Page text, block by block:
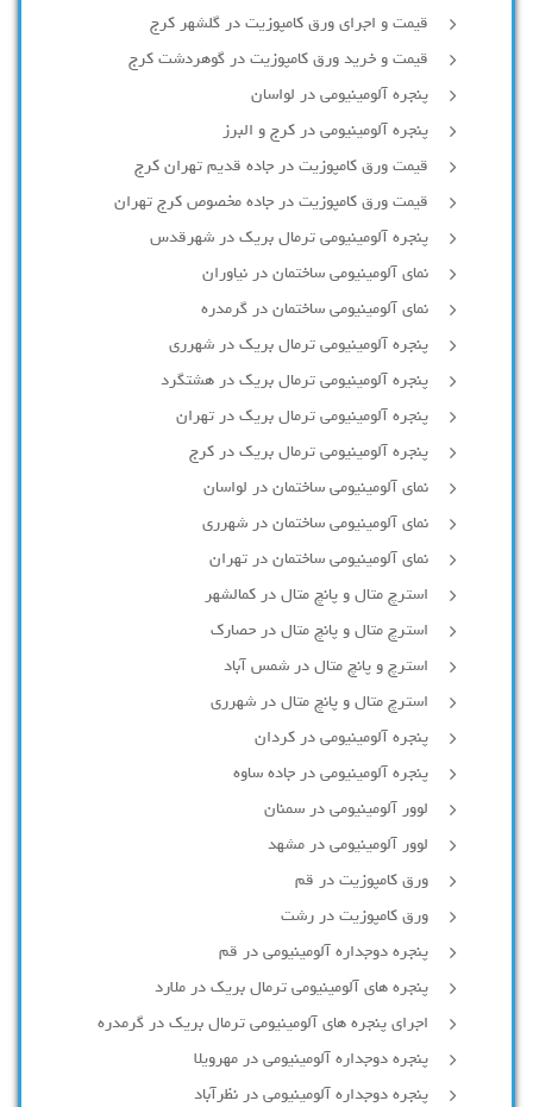
قیمت و اجرای ورق کامپوزیت در گلشهر کرج
قیمت و خرید ورق کامپوزیت در گوهردشت کرج
پنجره آلومینیومی در لواسان
پنجره آلومینیومی در کرج و البرز
قیمت ورق کامپوزیت در جاده قدیم تهران کرج
قیمت ورق کامپوزیت در جاده مخصوص کرج تهران
پنجره آلومینیومی ترمال بریک در شهرقدس
نمای آلومینیومی ساختمان در نیاوران
نمای آلومینیومی ساختمان در گرمدره
پنجره آلومینیومی ترمال بریک در شهرری
پنجره آلومینیومی ترمال بریک در هشتگرد
پنجره آلومینیومی ترمال بریک در تهران
پنجره آلومینیومی ترمال بریک در کرج
نمای آلومینیومی ساختمان در لواسان
نمای آلومینیومی ساختمان در شهرری
نمای آلومینیومی ساختمان در تهران
استرچ متال و پانچ متال در کمالشهر
استرچ متال و پانچ متال در حصارك
استرچ و پانچ متال در شمس آباد
استرچ متال و پانچ متال در شهرری
پنجره آلومینیومی در کردان
پنجره آلومینیومی در جاده ساوه
لوور آلومینیومی در سمنان
لوور آلومینیومی در مشهد
ورق کامپوزیت در قم
ورق کامپوزیت در رشت
پنجره دوجداره آلومينيومی در قم
پنجره های آلومینیومی ترمال بریک در ملارد
اجرای پنجره های آلومینیومی ترمال بریک در گرمدره
پنجره دوجداره آلومینیومی در مهرویلا
پنجره دوجداره آلومینیومی در نظرآباد